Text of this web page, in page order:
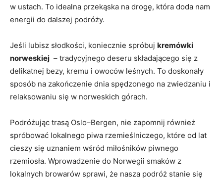
w ustach.​ To idealna przekąska⁤ na drogę, ⁤która doda⁤ nam
energii do⁤ dalszej podróży.
Jeśli‍ lubisz ‍słodkości,⁢ koniecznie spróbuj kremówki
norweskiej ‍ – tradycyjnego ⁤deseru składającego się ⁣z
‍delikatnej‍ bezy, kremu i owoców leśnych. ‍To⁤ doskonały
sposób na zakończenie ⁤dnia spędzonego na ‍zwiedzaniu‌ i
relaksowaniu się w norweskich górach.
Podróżując trasą Oslo–Bergen, nie zapomnij ‍również
spróbować lokalnego piwa⁣ rzemieślniczego, które od ‌lat
cieszy‌ się ‍uznaniem wśród miłośników piwnego
rzemiosła. Wprowadzenie do Norwegii smaków z‍
lokalnych ⁣browarów sprawi, że nasza ‌podróż stanie się